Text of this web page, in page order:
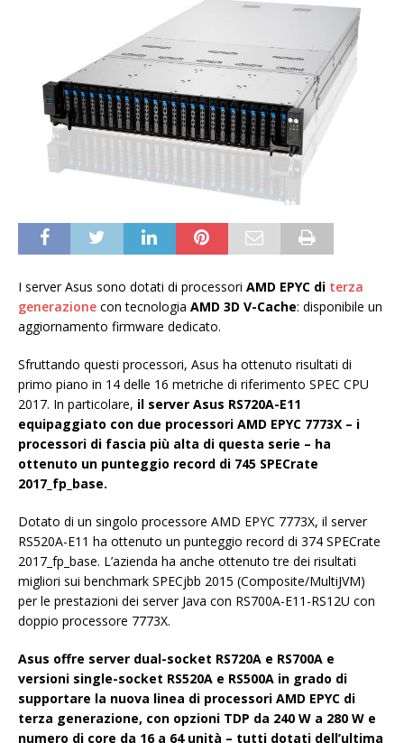
I server Asus sono dotati di processori AMD EPYC di terza
generazione con tecnologia AMD 3D V-Cache: disponibile un
aggiornamento firmware dedicato.
Sfruttando questi processori, Asus ha ottenuto risultati di
primo piano in 14 delle 16 metriche di riferimento SPEC CPU
2017. In particolare, il server Asus RS720A-E11
equipaggiato con due processori AMD EPYC 7773X – i
processori di fascia più alta di questa serie – ha
ottenuto un punteggio record di 745 SPECrate
2017_fp_base.
Dotato di un singolo processore AMD EPYC 7773X, il server
RS520A-E11 ha ottenuto un punteggio record di 374 SPECrate
2017_fp_base. L’azienda ha anche ottenuto tre dei risultati
migliori sui benchmark SPECjbb 2015 (Composite/MultiJVM)
per le prestazioni dei server Java con RS700A-E11-RS12U con
doppio processore 7773X.
Asus offre server dual-socket RS720A e RS700A e
versioni single-socket RS520A e RS500A in grado di
supportare la nuova linea di processori AMD EPYC di
terza generazione, con opzioni TDP da 240 W a 280 W e
numero di core da 16 a 64 unità – tutti dotati dell’ultima